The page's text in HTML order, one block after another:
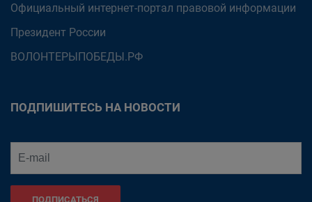
Официальный интернет-портал правовой информации
Президент России
ВОЛОНТЕРЫПОБЕДЫ.РФ
ПОДПИШИТЕСЬ НА НОВОСТИ
ПОДПИСАТЬСЯ